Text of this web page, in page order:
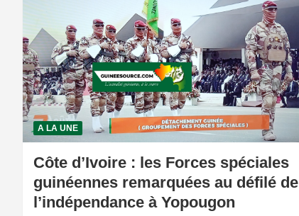
A LA UNE
Côte d’Ivoire : les Forces spéciales
guinéennes remarquées au défilé de
l’indépendance à Yopougon